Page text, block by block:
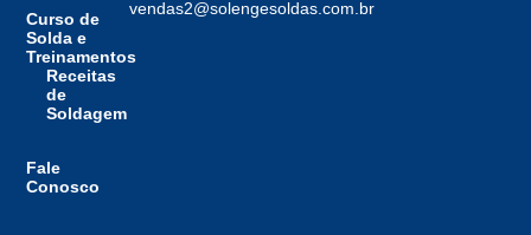
Curso de
Solda e
Treinamentos
Receitas
de
Soldagem
Fale
Conosco
vendas2@solengesoldas.com.br